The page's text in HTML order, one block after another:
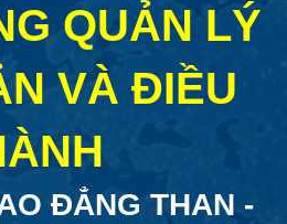
QUẢN LÝ
VÀ ĐIỀU
ĐẲNG THAN -